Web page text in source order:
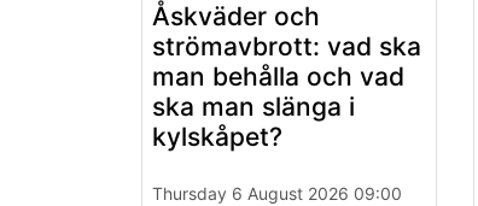
Åskväder och
strömavbrott: vad ska
man behålla och vad
ska man slänga i
kylskåpet?
Thursday 6 August 2026 09:00